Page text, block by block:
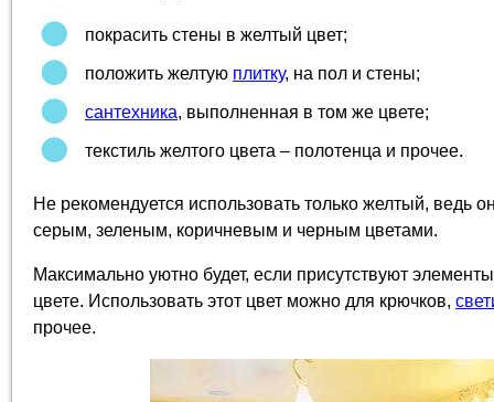
покрасить стены в желтый цвет;
положить желтую плитку, на пол и стены;
сантехника, выполненная в том же цвете;
текстиль желтого цвета – полотенца и прочее.
Не рекомендуется использовать только желтый, ведь
серым, зеленым, коричневым и черным цветами.
Максимально уютно будет, если присутствуют
цвете. Использовать этот цвет можно для крючков,
прочее.